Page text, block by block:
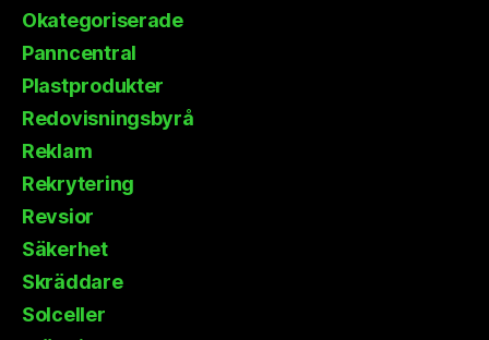
Okategoriserade
Panncentral
Plastprodukter
Redovisningsbyrå
Reklam
Rekrytering
Revsior
Säkerhet
Skräddare
Solceller